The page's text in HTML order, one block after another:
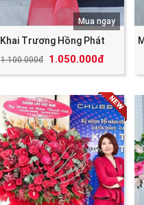
Khai Trương Hồng Phát
1.100.000đ 1.050.000đ
Mua ngay